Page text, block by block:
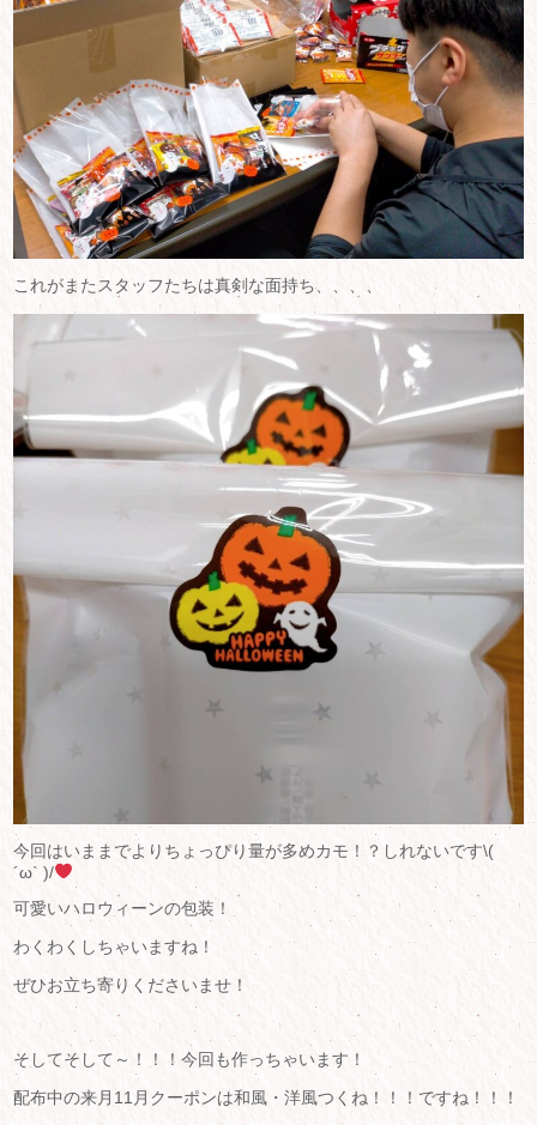
これがまたスタッフたちは真剣な面持ち、、、、
今回はいままでよりちょっぴり量が多めカモ！？しれないです\(
´ω` )/
可愛いハロウィーンの包装！
わくわくしちゃいますね！
ぜひお立ち寄りくださいませ！
そしてそして～！！！今回も作っちゃいます！
配布中の来月11月クーポンは和風・洋風つくね！！！ですね！！！